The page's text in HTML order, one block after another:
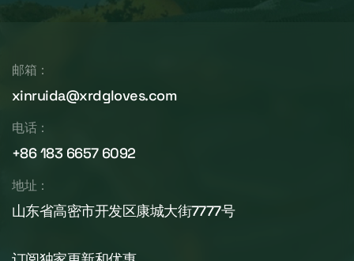
邮箱：
xinruida@xrdgloves.com
电话：
+86 183 6657 6092
地址：
山东省高密市开发区康城大街7777号